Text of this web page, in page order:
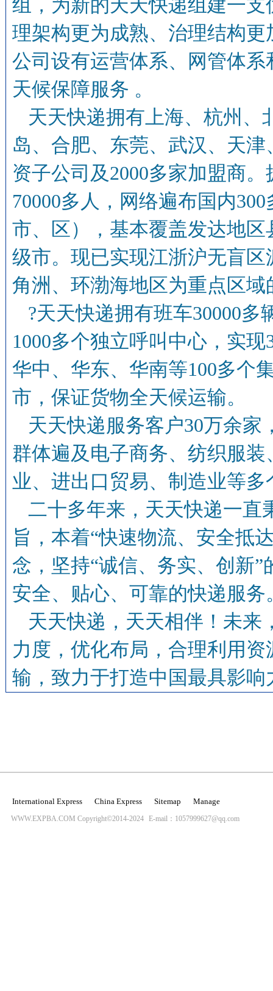
组，为新的天天快递组建一
理架构更为成熟、治理结构
公司设有运营体系、网管体
天候保障服务 。
天天快递拥有上海、杭州、
岛、合肥、东莞、武汉、天
资子公司及2000多家加盟商
70000多人，网络遍布国内
市、区），基本覆盖发达地
级市。现已实现江浙沪无盲
角洲、环渤海地区为重点区
?天天快递拥有班车30000
1000多个独立呼叫中心，实
华中、华东、华南等100多个
市，保证货物全天候运输。
天天快递服务客户30万余家
群体遍及电子商务、纺织服
业、进出口贸易、制造业等多
二十多年来，天天快递一直
旨，本着“快速物流、安全抵
念，坚持“诚信、务实、创新
安全、贴心、可靠的快递服务
天天快递，天天相伴！未来
力度，优化布局，合理利用
输，致力于打造中国最具影响
International Express China Express Sitemap Manage
WWW.EXPBA.COM Copyright©2014-2024 E-mail：1057999627@qq.com